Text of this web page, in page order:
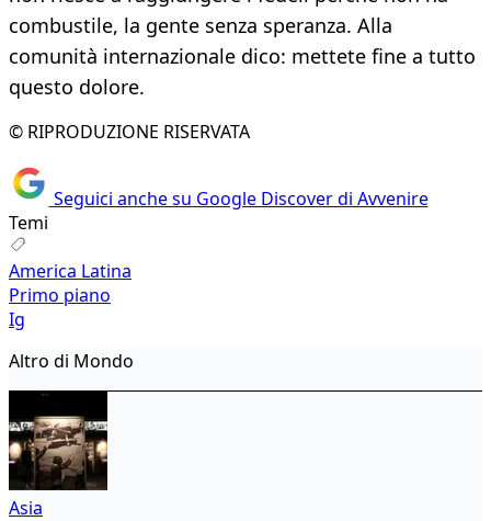
combustile, la gente senza speranza. Alla
comunità internazionale dico: mettete fine a tutto
questo dolore.
© RIPRODUZIONE RISERVATA
Seguici anche su Google Discover di Avvenire
Temi
America Latina
Primo piano
Ig
Altro di Mondo
Asia